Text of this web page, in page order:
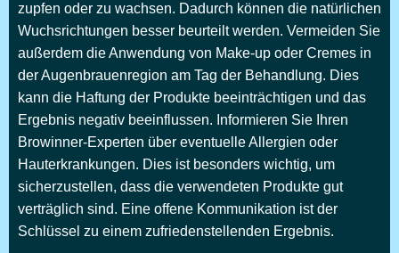
zupfen oder zu wachsen. Dadurch können die natürlichen
Wuchsrichtungen besser beurteilt werden. Vermeiden Sie
außerdem die Anwendung von Make-up oder Cremes in
der Augenbrauenregion am Tag der Behandlung. Dies
kann die Haftung der Produkte beeinträchtigen und das
Ergebnis negativ beeinflussen. Informieren Sie Ihren
Browinner-Experten über eventuelle Allergien oder
Hauterkrankungen. Dies ist besonders wichtig, um
sicherzustellen, dass die verwendeten Produkte gut
verträglich sind. Eine offene Kommunikation ist der
Schlüssel zu einem zufriedenstellenden Ergebnis.